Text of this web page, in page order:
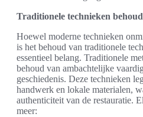
Traditionele technieken
Hoewel moderne technieken
is het behoud van traditionele
essentieel belang. Traditionele
behoud van ambachtelijke
geschiedenis. Deze technieken
handwerk en lokale materialen,
authenticiteit van de restauratie.
meer: